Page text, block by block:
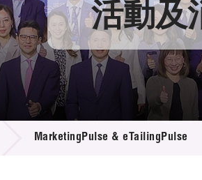
構
問
告
目
劃
惠
發項目計劃書
料庫
中心
導
心
物
入 活動及
MarketingPulse & eTailingPulse